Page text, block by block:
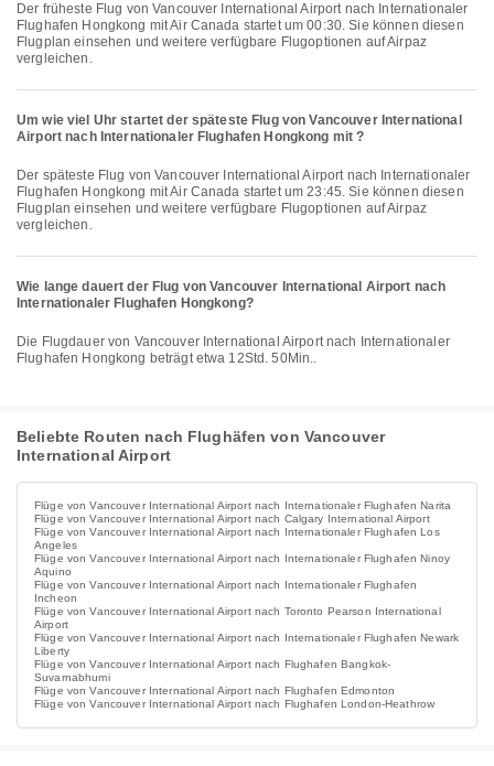
Der früheste Flug von Vancouver International Airport nach Internationaler
Flughafen Hongkong mit Air Canada startet um 00:30. Sie können diesen
Flugplan einsehen und weitere verfügbare Flugoptionen auf Airpaz
vergleichen.
Um wie viel Uhr startet der späteste Flug von Vancouver International
Airport nach Internationaler Flughafen Hongkong mit ?
Der späteste Flug von Vancouver International Airport nach Internationaler
Flughafen Hongkong mit Air Canada startet um 23:45. Sie können diesen
Flugplan einsehen und weitere verfügbare Flugoptionen auf Airpaz
vergleichen.
Wie lange dauert der Flug von Vancouver International Airport nach
Internationaler Flughafen Hongkong?
Die Flugdauer von Vancouver International Airport nach Internationaler
Flughafen Hongkong beträgt etwa 12Std. 50Min..
Beliebte Routen nach Flughäfen von Vancouver
International Airport
Flüge von Vancouver International Airport nach Internationaler Flughafen Narita
Flüge von Vancouver International Airport nach Calgary International Airport
Flüge von Vancouver International Airport nach Internationaler Flughafen Los
Angeles
Flüge von Vancouver International Airport nach Internationaler Flughafen Ninoy
Aquino
Flüge von Vancouver International Airport nach Internationaler Flughafen
Incheon
Flüge von Vancouver International Airport nach Toronto Pearson International
Airport
Flüge von Vancouver International Airport nach Internationaler Flughafen Newark
Liberty
Flüge von Vancouver International Airport nach Flughafen Bangkok-
Suvarnabhumi
Flüge von Vancouver International Airport nach Flughafen Edmonton
Flüge von Vancouver International Airport nach Flughafen London-Heathrow